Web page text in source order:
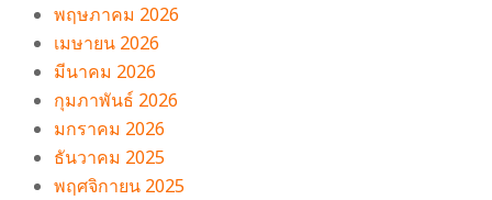
พฤษภาคม 2026
เมษายน 2026
มีนาคม 2026
กุมภาพันธ์ 2026
มกราคม 2026
ธันวาคม 2025
พฤศจิกายน 2025